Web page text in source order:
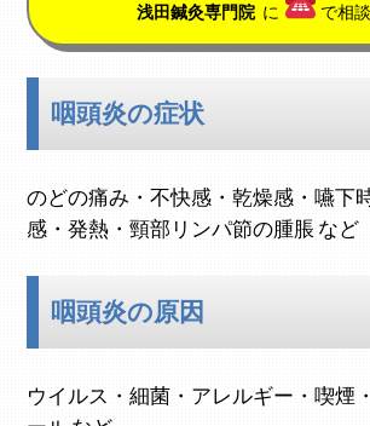
浅田鍼灸専門院 に で相
咽頭炎の症状
のどの痛み・不快感・乾燥感・嚥下
感・発熱・頸部リンパ節の腫脹 など
咽頭炎の原因
ウイルス・細菌・アレルギー・喫煙